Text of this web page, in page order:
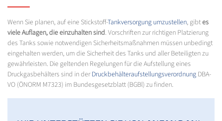
Wenn Sie planen, auf eine Stickstoff-Tankversorgung umzustellen, gibtes
viele Auflagen, die einzuhalten sind. Vorschriften zur richtigen Platzierung
des Tanks sowie notwendigen Sicherheitsmaßnahmen müssen unbedingt
eingehalten werden, um die Sicherheit des Tanks und aller Beteiligten zu
gewährleisten. Die geltenden Regelungen für die Aufstellung eines
Druckgasbehälters sind in derDruckbehälteraufstellungsverordnung DBA-
VO (ÖNORM M7323) im Bundesgesetzblatt (BGBl) zu finden.